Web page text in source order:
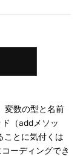
変数の型と名前
（addメソッ
ことに気付くは
ーディングでき